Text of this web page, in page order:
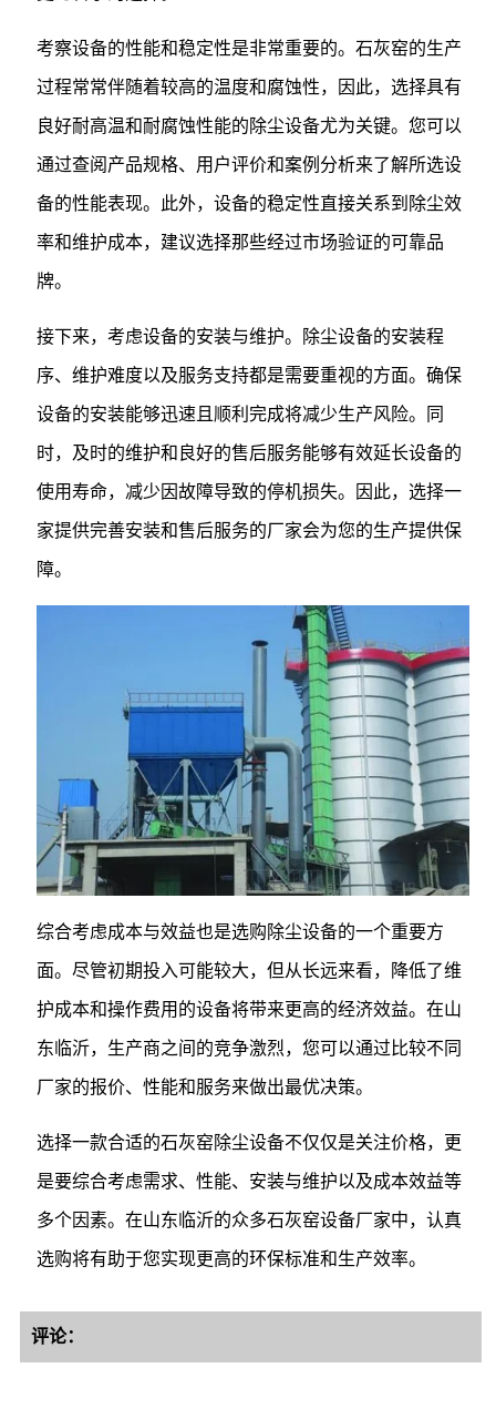
考察设备的性能和稳定性是非常重要的。石灰窑的生产
过程常常伴随着较高的温度和腐蚀性，因此，选择具有
良好耐高温和耐腐蚀性能的除尘设备尤为关键。您可以
通过查阅产品规格、用户评价和案例分析来了解所选设
备的性能表现。此外，设备的稳定性直接关系到除尘效
率和维护成本，建议选择那些经过市场验证的可靠品
牌。
接下来，考虑设备的安装与维护。除尘设备的安装程
序、维护难度以及服务支持都是需要重视的方面。确保
设备的安装能够迅速且顺利完成将减少生产风险。同
时，及时的维护和良好的售后服务能够有效延长设备的
使用寿命，减少因故障导致的停机损失。因此，选择一
家提供完善安装和售后服务的厂家会为您的生产提供保
障。
综合考虑成本与效益也是选购除尘设备的一个重要方
面。尽管初期投入可能较大，但从长远来看，降低了维
护成本和操作费用的设备将带来更高的经济效益。在山
东临沂，生产商之间的竞争激烈，您可以通过比较不同
厂家的报价、性能和服务来做出最优决策。
选择一款合适的石灰窑除尘设备不仅仅是关注价格，更
是要综合考虑需求、性能、安装与维护以及成本效益等
多个因素。在山东临沂的众多石灰窑设备厂家中，认真
选购将有助于您实现更高的环保标准和生产效率。
评论：